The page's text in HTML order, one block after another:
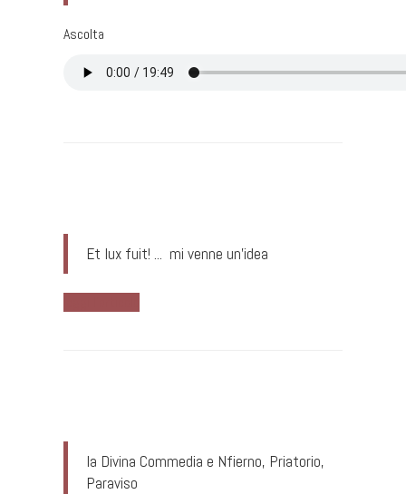
Ascolta
Et lux fuit! ... mi venne un'idea
la Divina Commedia e Nfierno, Priatorio,
Paraviso